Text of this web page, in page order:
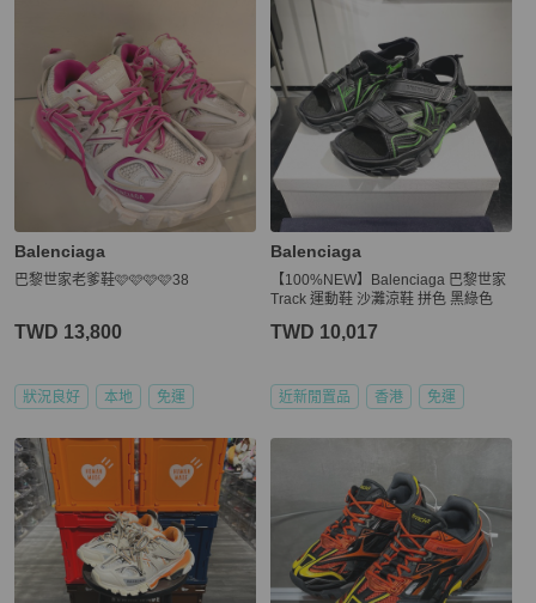
Balenciaga
巴黎世家老爹鞋🩷🩷🩷🩷38
TWD 13,800
狀況良好 本地 免運
Balenciaga
【100%NEW】Balenciaga 巴黎世家
Track 運動鞋 沙灘涼鞋 拼色 黑綠色
TWD 10,017
近新閒置品 香港 免運